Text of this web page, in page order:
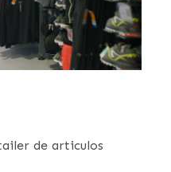
de articulos